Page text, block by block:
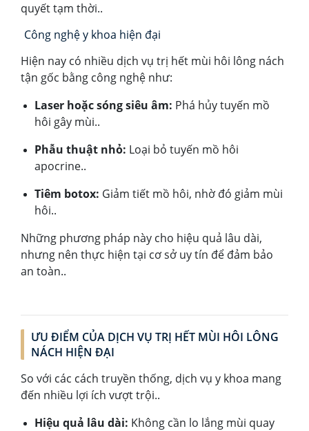
quyết tạm thời..
Công nghệ y khoa hiện đại
Hiện nay có nhiều dịch vụ trị hết mùi hôi lông nách
tận gốc bằng công nghệ như:
Laser hoặc sóng siêu âm: Phá hủy tuyến mồ
hôi gây mùi..
Phẫu thuật nhỏ: Loại bỏ tuyến mồ hôi
apocrine..
Tiêm botox: Giảm tiết mồ hôi, nhờ đó giảm mùi
hôi..
Những phương pháp này cho hiệu quả lâu dài,
nhưng nên thực hiện tại cơ sở uy tín để đảm bảo
an toàn..
ƯU ĐIỂM CỦA DỊCH VỤ TRỊ HẾT MÙI HÔI LÔNG
NÁCH HIỆN ĐẠI
So với các cách truyền thống, dịch vụ y khoa mang
đến nhiều lợi ích vượt trội..
Hiệu quả lâu dài: Không cần lo lắng mùi quay